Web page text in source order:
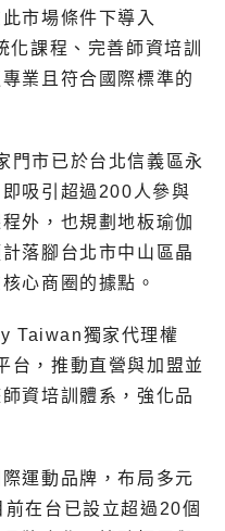
市場條件下導入
課程、完善師資培訓
業且符合國際標準的
市已於台北信義區永
吸引超過200人參與
外，也規劃地板瑜伽
落腳台北市中山區晶
心商圈的據點。
Taiwan獨家代理權
，推動直營與加盟並
資培訓體系，強化品
運動品牌，布局多元
在台已設立超過20個